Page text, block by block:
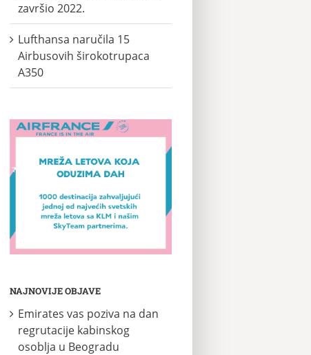
završio 2022.
Lufthansa naručila 15
Airbusovih širokotrupaca
A350
NAJNOVIJE OBJAVE
Emirates vas poziva na dan
regrutacije kabinskog
osoblja u Beogradu